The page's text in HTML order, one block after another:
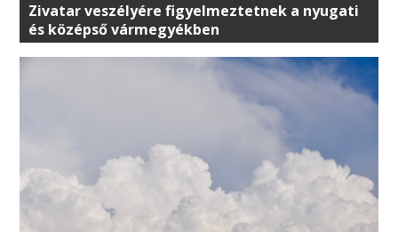
Zivatar veszélyére figyelmeztetnek a nyugati
és középső vármegyékben